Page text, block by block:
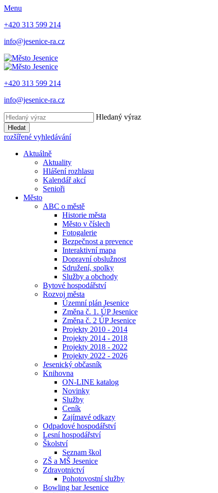
Menu
+420 313 599 214
info@jesenice-ra.cz
+420 313 599 214
info@jesenice-ra.cz
Hledaný výraz
Hledat
rozšířené vyhledávání
Aktuálně
Aktuality
Hlášení rozhlasu
Kalendář akcí
Senioři
Město
ABC o městě
Historie města
Město v číslech
Fotogalerie
Bezpečnost a prevence
Interaktivní mapa
Dopravní obslužnost
Sdružení, spolky
Služby a obchody
Bytové hospodářství
Rozvoj města
Územní plán Jesenice
Změna č. 1. ÚP Jesenice
Změna č. 2 ÚP Jesenice
Projekty 2010 - 2014
Projekty 2014 - 2018
Projekty 2018 - 2022
Projekty 2022 - 2026
Jesenický občasník
Knihovna
ON-LINE katalog
Novinky
Služby
Ceník
Zajímavé odkazy
Odpadové hospodářství
Lesní hospodářství
Školství
Seznam škol
ZŠ a MŠ Jesenice
Zdravotnictví
Pohotovostní služby
Bowling bar Jesenice